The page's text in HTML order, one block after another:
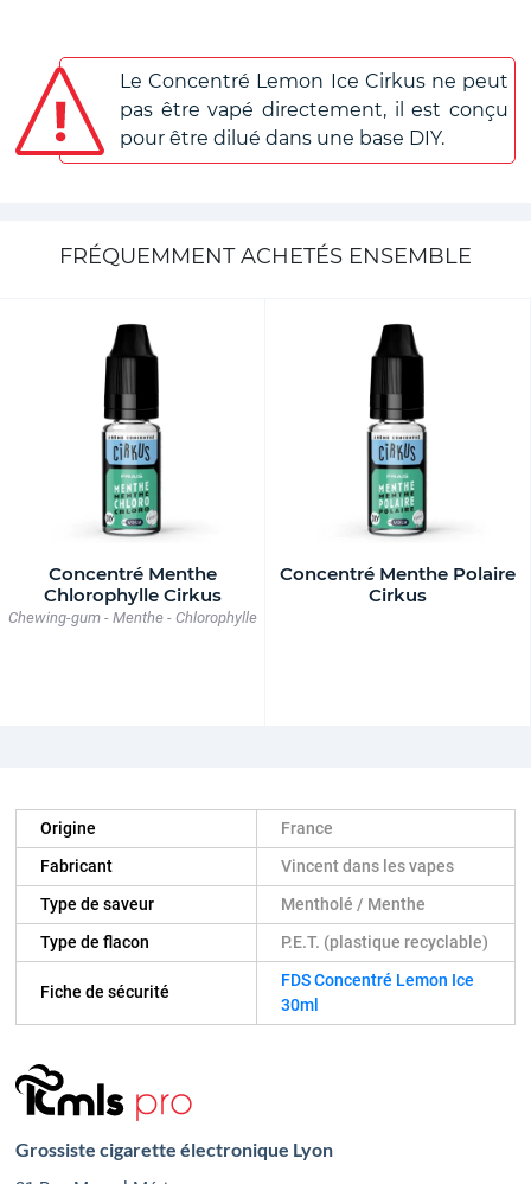
Le Concentré Lemon Ice Cirkus ne peut
pas être vapé directement, il est conçu
pour être dilué dans une base DIY.
FRÉQUEMMENT ACHETÉS ENSEMBLE
Concentré Menthe
Chlorophylle Cirkus
Chewing-gum - Menthe - Chlorophylle
Concentré Menthe Polaire
Cirkus
Origine
France
Fabricant
Vincent dans les vapes
Type de saveur
Mentholé / Menthe
Type de flacon
P.E.T. (plastique recyclable)
Fiche de sécurité
FDS Concentré Lemon Ice
30ml
Grossiste cigarette électronique Lyon